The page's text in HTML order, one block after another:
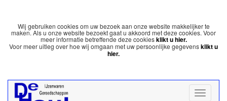
Wij gebruiken cookies om uw bezoek aan onze website makkelijker te
maken. Als u onze website bezoekt gaat u akkoord met deze cookies. Voor
meer informatie betreffende deze cookiesklikt u hier.
Voor meer uitleg over hoe wij omgaan met uw persoonlijke gegevensklikt u
hier.